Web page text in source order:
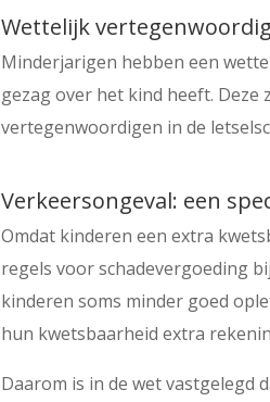
Wettelijk
Minderjarigen hebben een
gezag over het kind heeft. Deze
vertegenwoordigen in de
Verkeersongeval: een
Omdat kinderen een extra
regels voor schadevergoeding
kinderen soms minder goed
hun kwetsbaarheid extra
Daarom is in de wet vastgelegd